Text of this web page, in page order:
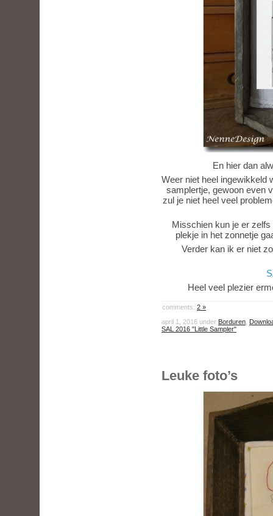
En hier dan
Weer niet heel ingewikkeld
samplertje, gewoon even
zul je niet heel veel
Misschien kun je er
plekje in het zonnetje
Verder kan ik er niet
Heel veel plezier
comments: 2 »
april 1, 2016 under Borduren
SAL 2016 "Little Sampler"
Leuke foto’s